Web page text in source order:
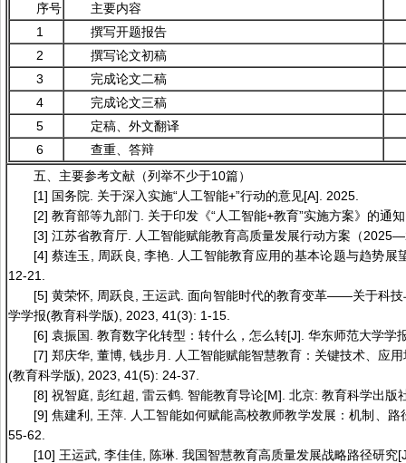
序号
主要内容
1
撰写开题报告
2
撰写论文初稿
3
完成论文二稿
4
完成论文三稿
5
定稿、外文翻译
6
查重、答辩
五、主要参考文献（列举不少于10篇）
[1] 国务院. 关于深入实施“人工智能+”行动的意见[A]. 2025.
[2] 教育部等九部门. 关于印发《“人工智能+教育”实施方案》的通
[3] 江苏省教育厅. 人工智能赋能教育高质量发展行动方案（
[4] 蔡连玉, 周跃良, 李艳. 人工智能教育应用的基本论题与趋势
12-21.
[5] 黄荣怀, 周跃良, 王运武. 面向智能时代的教育变革——关于科
学学报(教育科学版), 2023, 41(3): 1-15.
[6] 袁振国. 教育数字化转型：转什么，怎么转[J]. 华东师范大学
[7] 郑庆华, 董博, 钱步月. 人工智能赋能智慧教育：关键技术、应
(教育科学版), 2023, 41(5): 24-37.
[8] 祝智庭, 彭红超, 雷云鹤. 智能教育导论[M]. 北京: 教育科学出版
[9] 焦建利, 王萍. 人工智能如何赋能高校教师教学发展：机制、
55-62.
[10] 王运武, 李佳佳, 陈琳. 我国智慧教育高质量发展战略路径研